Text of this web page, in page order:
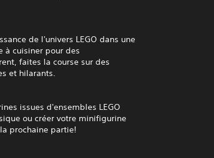
de l'univers LEGO dans une
à cuisiner pour des
faites la course sur des
et hilarants.
issues d'ensembles LEGO
ou créer votre minifigurine
prochaine partie!